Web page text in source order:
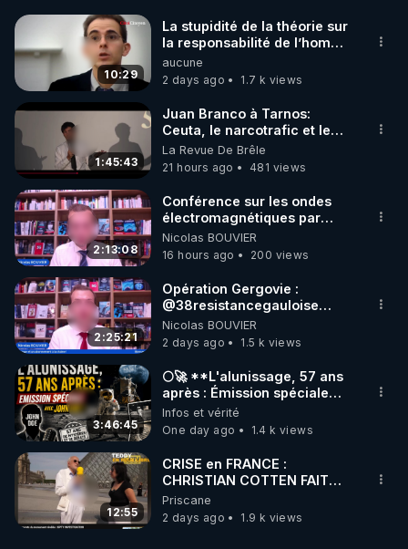
10:29
La stupidité de la théorie sur
la responsabilité de l’homme
concernant le dioxyde de
carbone.
aucune
2 days ago
1.7 k views
1:45:43
Juan Branco à Tarnos:
Ceuta, le narcotrafic et le
pouvoir en France
La Revue De Brêle
21 hours ago
481 views
2:13:08
Conférence sur les ondes
électromagnétiques par
Grégoire Caustru et Bart de
Wever !
Nicolas BOUVIER
16 hours ago
200 views
2:25:21
Opération Gergovie :
‪@38resistancegauloise‬
‪@MarionSigautOfficiel‬
‪@gladysriifard5710‬ Laëtitia
Nicolas BOUVIER
2 days ago
1.5 k views
3:46:45
🌕🚀 **L'alunissage, 57 ans
après : Émission spéciale
avec John Doe !** 👨 🚀✨
Infos et vérité
One day ago
1.4 k views
12:55
CRISE en FRANCE :
CHRISTIAN COTTEN FAIT
une étrange découverte
Priscane
2 days ago
1.9 k views